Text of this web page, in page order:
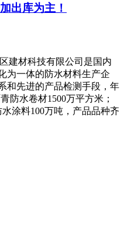
出库为主！
建材科技有限公司是国内
为一体的防水材料生产企
和先进的产品检测手段，年
防水卷材1500万平方米；
涂料100万吨，产品品种齐